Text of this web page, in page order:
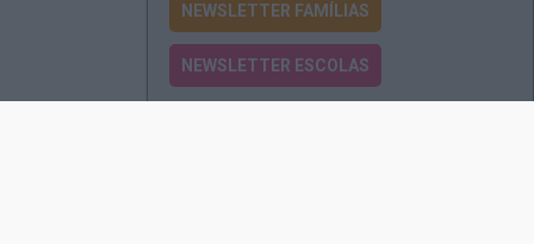
NEWSLETTER FAMÍLIAS
NEWSLETTER ESCOLAS